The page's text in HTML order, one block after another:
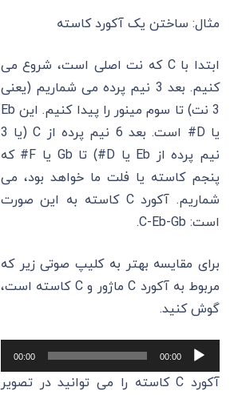
مثال: ساختن یک آکورد کاسته
ابتدا با C که نت اصلی است، شروع می
‌کنیم. بعد 3 نیم پرده می‌ شماریم (یعنی
3 نت) تا سوم مینور را پیدا کنیم. این Eb
یا D# است. بعد 6 نیم پرده از C (یا 3
نیم پرده از Eb یا D#) تا Gb یا F# که
پنجم کاسته یا فلت ما خواهد بود، می‌
شماریم. آکورد C کاسته به این صورت
است: C-Eb-Gb.
برای مقایسه بهتر به کلیپ صوتی زیر که
مربوط به آکورد C ماژور و C کاسته است،
گوش کنید.
پخش‌کننده
صوت
00:00
00:00
آکورد C کاسته را می ‌توانید در تصویر